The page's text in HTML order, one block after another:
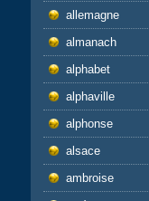
allemagne
almanach
alphabet
alphaville
alphonse
alsace
ambroise